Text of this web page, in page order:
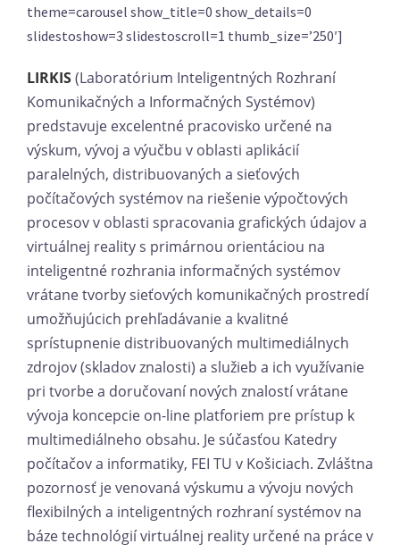
theme=carousel show_title=0 show_details=0
slidestoshow=3 slidestoscroll=1 thumb_size=’250′]
LIRKIS(Laboratórium Inteligentných Rozhraní
Komunikačných a Informačných Systémov)
predstavuje excelentné pracovisko určené na
výskum, vývoj a výučbu v oblasti aplikácií
paralelných, distribuovaných a sieťových
počítačových systémov na riešenie výpočtových
procesov v oblasti spracovania grafických údajov a
virtuálnej reality s primárnou orientáciou na
inteligentné rozhrania informačných systémov
vrátane tvorby sieťových komunikačných prostredí
umožňujúcich prehľadávanie a kvalitné
sprístupnenie distribuovaných multimediálnych
zdrojov (skladov znalosti) a služieb a ich využívanie
pri tvorbe a doručovaní nových znalostí vrátane
vývoja koncepcie on-line platforiem pre prístup k
multimediálneho obsahu. Je súčasťou Katedry
počítačov a informatiky, FEI TU v Košiciach. Zvláštna
pozornosť je venovaná výskumu a vývoju nových
flexibilných a inteligentných rozhraní systémov na
báze technológií virtuálnej reality určené na práce v